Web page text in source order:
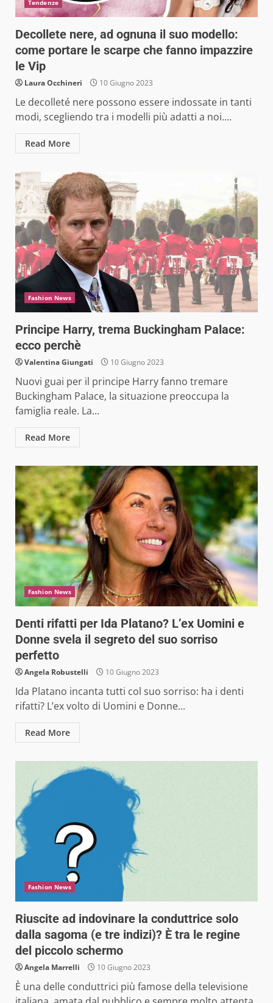
Tendenze
Decollete nere, ad ognuna il suo modello:
come portare le scarpe che fanno impazzire
le Vip
Laura Occhineri 10 Giugno 2023
Le decolleté nere possono essere indossate in tanti
modi, scegliendo tra i modelli più adatti a noi....
Read More
Fashion News
Principe Harry, trema Buckingham Palace:
ecco perchè
Valentina Giungati 10 Giugno 2023
Nuovi guai per il principe Harry fanno tremare
Buckingham Palace, la situazione preoccupa la
famiglia reale. La...
Read More
Fashion News
Denti rifatti per Ida Platano? L’ex Uomini e
Donne svela il segreto del suo sorriso
perfetto
Angela Robustelli 10 Giugno 2023
Ida Platano incanta tutti col suo sorriso: ha i denti
rifatti? L’ex volto di Uomini e Donne...
Read More
Fashion News
Riuscite ad indovinare la conduttrice solo
dalla sagoma (e tre indizi)? È tra le regine
del piccolo schermo
Angela Marrelli 10 Giugno 2023
È una delle conduttrici più famose della televisione